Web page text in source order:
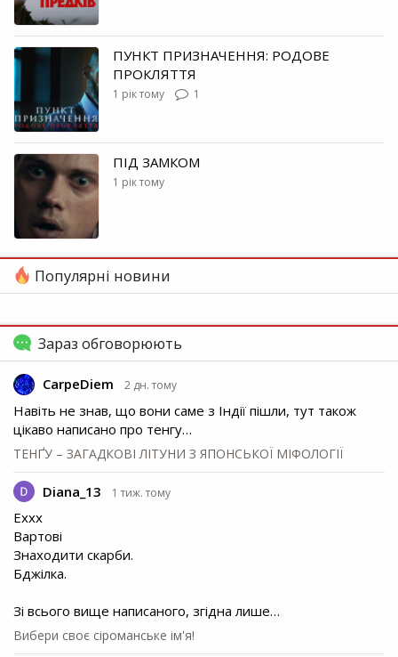
ПУНКТ ПРИЗНАЧЕННЯ: РОДОВЕ
ПРОКЛЯТТЯ
1 рік тому 1
ПІД ЗАМКОМ
1 рік тому
Популярні новини
Зараз обговорюють
CarpeDiem 2 дн. тому
Навіть не знав, що вони саме з Індії пішли, тут також
цікаво написано про тенгу…
ТЕНҐУ – ЗАГАДКОВІ ЛІТУНИ З ЯПОНСЬКОЇ МІФОЛОГІЇ
Diana_13 1 тиж. тому
Еххх
Вартові
Знаходити скарби.
Бджілка.
Зі всього вище написаного, згідна лише…
Вибери своє сіроманське ім'я!